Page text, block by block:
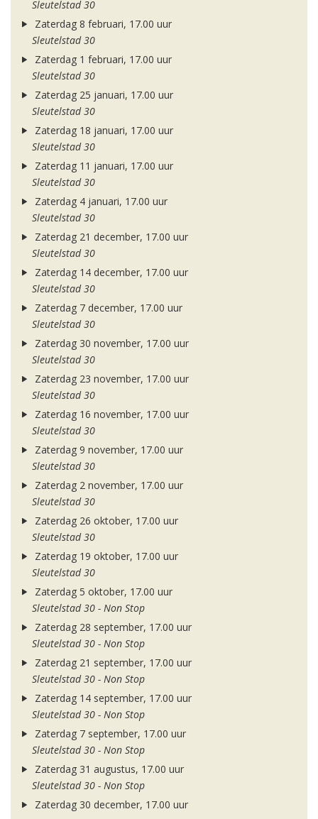
Sleutelstad 30
Zaterdag 8 februari, 17.00 uur
Sleutelstad 30
Zaterdag 1 februari, 17.00 uur
Sleutelstad 30
Zaterdag 25 januari, 17.00 uur
Sleutelstad 30
Zaterdag 18 januari, 17.00 uur
Sleutelstad 30
Zaterdag 11 januari, 17.00 uur
Sleutelstad 30
Zaterdag 4 januari, 17.00 uur
Sleutelstad 30
Zaterdag 21 december, 17.00 uur
Sleutelstad 30
Zaterdag 14 december, 17.00 uur
Sleutelstad 30
Zaterdag 7 december, 17.00 uur
Sleutelstad 30
Zaterdag 30 november, 17.00 uur
Sleutelstad 30
Zaterdag 23 november, 17.00 uur
Sleutelstad 30
Zaterdag 16 november, 17.00 uur
Sleutelstad 30
Zaterdag 9 november, 17.00 uur
Sleutelstad 30
Zaterdag 2 november, 17.00 uur
Sleutelstad 30
Zaterdag 26 oktober, 17.00 uur
Sleutelstad 30
Zaterdag 19 oktober, 17.00 uur
Sleutelstad 30
Zaterdag 5 oktober, 17.00 uur
Sleutelstad 30 - Non Stop
Zaterdag 28 september, 17.00 uur
Sleutelstad 30 - Non Stop
Zaterdag 21 september, 17.00 uur
Sleutelstad 30 - Non Stop
Zaterdag 14 september, 17.00 uur
Sleutelstad 30 - Non Stop
Zaterdag 7 september, 17.00 uur
Sleutelstad 30 - Non Stop
Zaterdag 31 augustus, 17.00 uur
Sleutelstad 30 - Non Stop
Zaterdag 30 december, 17.00 uur